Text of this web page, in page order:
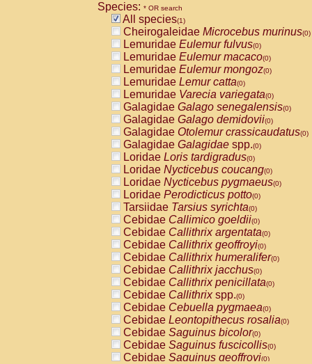
Species: * OR search
All species(1)
Cheirogaleidae Microcebus murinus(0)
Lemuridae Eulemur fulvus(0)
Lemuridae Eulemur macaco(0)
Lemuridae Eulemur mongoz(0)
Lemuridae Lemur catta(0)
Lemuridae Varecia variegata(0)
Galagidae Galago senegalensis(0)
Galagidae Galago demidovii(0)
Galagidae Otolemur crassicaudatus(0)
Galagidae Galagidae spp.(0)
Loridae Loris tardigradus(0)
Loridae Nycticebus coucang(0)
Loridae Nycticebus pygmaeus(0)
Loridae Perodicticus potto(0)
Tarsiidae Tarsius syrichta(0)
Cebidae Callimico goeldii(0)
Cebidae Callithrix argentata(0)
Cebidae Callithrix geoffroyi(0)
Cebidae Callithrix humeralifer(0)
Cebidae Callithrix jacchus(0)
Cebidae Callithrix penicillata(0)
Cebidae Callithrixspp.(0)
Cebidae Cebuella pygmaea(0)
Cebidae Leontopithecus rosalia(0)
Cebidae Saguinus bicolor(0)
Cebidae Saguinus fuscicollis(0)
Cebidae Saguinus geoffroyi(0)